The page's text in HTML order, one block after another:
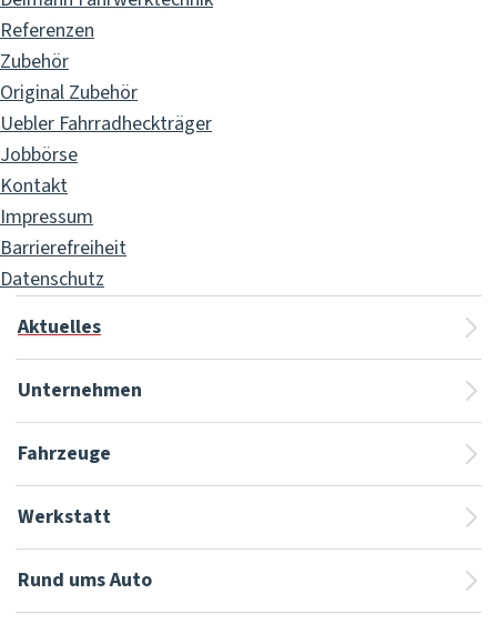
Referenzen
Zubehör
Original Zubehör
Uebler Fahrradheckträger
Jobbörse
Kontakt
Impressum
Barrierefreiheit
Datenschutz
Aktuelles
Unternehmen
Fahrzeuge
Werkstatt
Rund ums Auto